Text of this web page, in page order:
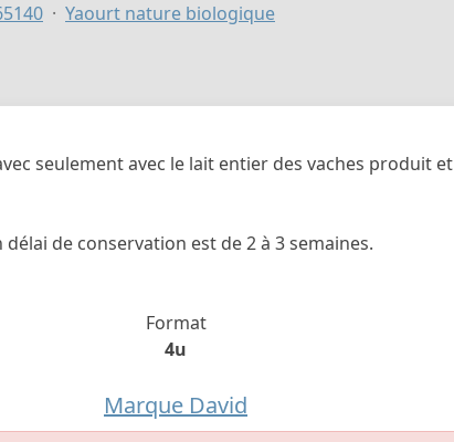
Yaourt nature biologique
seulement avec le lait entier des vaches produit et
de conservation est de 2 à 3 semaines.
Format
4u
Marque David